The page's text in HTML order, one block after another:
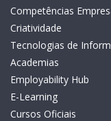
Competências
Criatividade
Tecnologias de
Academias
Employability Hub
E-Learning
Cursos Oficiais